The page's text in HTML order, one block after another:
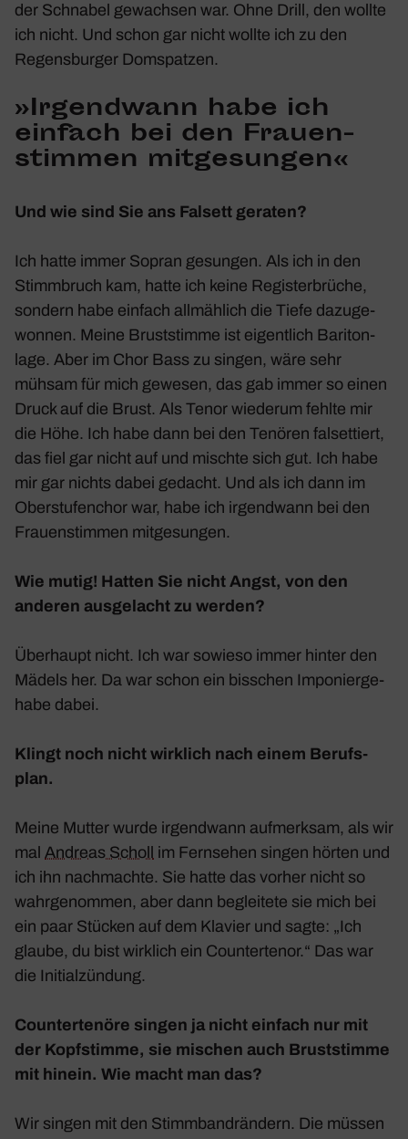
der Schnabel gewachsen war. Ohne Drill, den wollte
ich nicht. Und schon gar nicht wollte ich zu den
Regens­burger Domspatzen.
»Irgend­wann habe ich
einfach bei den Frau­en­
stimmen mitge­sungen«
Und wie sind Sie ans Falsett geraten?
Ich hatte immer Sopran gesungen. Als ich in den
Stimm­bruch kam, hatte ich keine Regis­ter­brüche,
sondern habe einfach allmäh­lich die Tiefe dazu­ge­
wonnen. Meine Brust­stimme ist eigent­lich Bari­ton­
lage. Aber im Chor Bass zu singen, wäre sehr
mühsam für mich gewesen, das gab immer so einen
Druck auf die Brust. Als Tenor wiederum fehlte mir
die Höhe. Ich habe dann bei den Tenören falset­tiert,
das fiel gar nicht auf und mischte sich gut. Ich habe
mir gar nichts dabei gedacht. Und als ich dann im
Ober­stu­fen­chor war, habe ich irgend­wann bei den
Frauen­stimmen mitge­sungen.
Wie mutig! Hatten Sie nicht Angst, von den
anderen ausge­lacht zu werden?
Über­haupt nicht. Ich war sowieso immer hinter den
Mädels her. Da war schon ein biss­chen Impo­nier­ge­
habe dabei.
Klingt noch nicht wirk­lich nach einem Berufs­
plan.
Meine Mutter wurde irgend­wann aufmerksam, als wir
mal Andreas Scholl im Fern­sehen singen hörten und
ich ihn nach­machte. Sie hatte das vorher nicht so
wahr­ge­nommen, aber dann beglei­tete sie mich bei
ein paar Stücken auf dem Klavier und sagte: „Ich
glaube, du bist wirk­lich ein Coun­ter­tenor.“ Das war
die Initi­al­zün­dung.
Coun­ter­te­nöre singen ja nicht einfach nur mit
der Kopf­stimme, sie mischen auch Brust­stimme
mit hinein. Wie macht man das?
Wir singen mit den Stimm­bandrän­dern. Die müssen